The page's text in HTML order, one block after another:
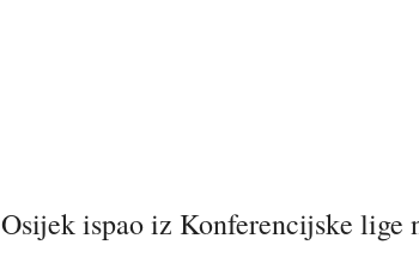
Osijek ispao iz Konferencijske lige